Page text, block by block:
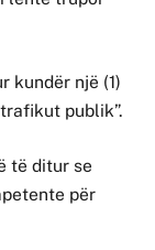
kundër një (1)
publik”.
të ditur se
për